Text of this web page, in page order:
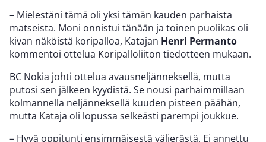
– Mielestäni tämä oli yksi tämän kauden parhaista
matseista. Moni onnistui tänään ja toinen puolikas oli
kivan näköistä koripalloa, Katajan Henri Permanto
kommentoi ottelua Koripalloliiton tiedotteen mukaan.
BC Nokia johti ottelua avausneljänneksellä, mutta
putosi sen jälkeen kyydistä. Se nousi parhaimmillaan
kolmannella neljänneksellä kuuden pisteen päähän,
mutta Kataja oli lopussa selkeästi parempi joukkue.
– Hyvä oppitunti ensimmäisestä välierästä. Ei annettu